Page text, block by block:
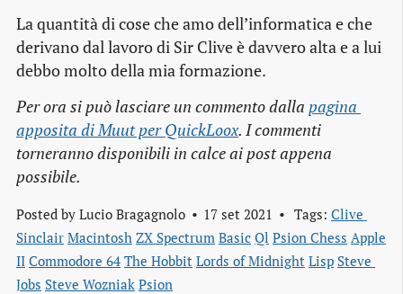
La quantità di cose che amo dell’informatica e che
derivano dal lavoro di Sir Clive è davvero alta e a lui
debbo molto della mia formazione.
Per ora si può lasciare un commento dalla pagina
apposita di Muut per QuickLoox. I commenti
torneranno disponibili in calce ai post appena
possibile.
Posted by Lucio Bragagnolo 17 set 2021 Tags: Clive
Sinclair Macintosh ZX Spectrum Basic Ql Psion Chess Apple
II Commodore 64 The Hobbit Lords of Midnight Lisp Steve
Jobs Steve Wozniak Psion